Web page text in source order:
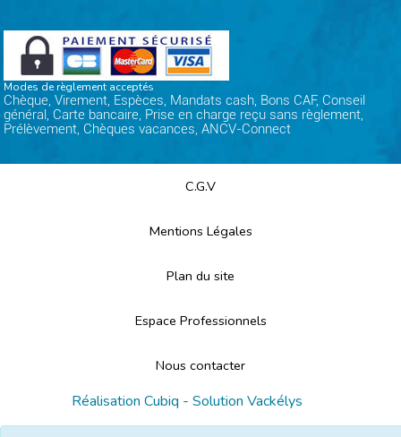
Modes de règlement acceptés
Chèque, Virement, Espèces, Mandats cash, Bons CAF, Conseil
général, Carte bancaire, Prise en charge reçu sans règlement,
Prélèvement, Chèques vacances, ANCV-Connect
C.G.V
Mentions Légales
Plan du site
Espace Professionnels
Nous contacter
Réalisation Cubiq - Solution Vackélys